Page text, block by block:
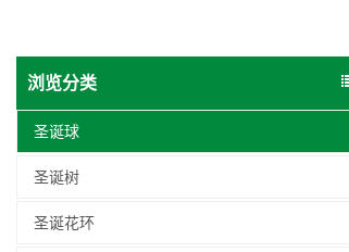
浏览分类
圣诞球
圣诞树
圣诞花环